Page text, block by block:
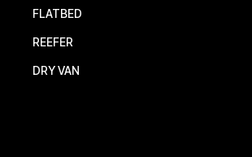
FLATBED
REEFER
DRY VAN